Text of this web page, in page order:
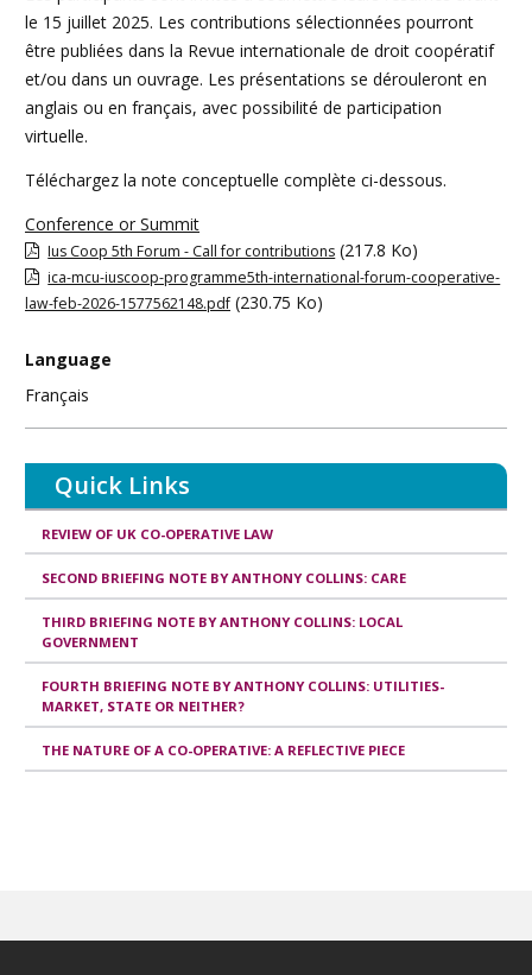
le 15 juillet 2025. Les contributions sélectionnées pourront
être publiées dans la Revue internationale de droit coopératif
et/ou dans un ouvrage. Les présentations se dérouleront en
anglais ou en français, avec possibilité de participation
virtuelle.
Téléchargez la note conceptuelle complète ci-dessous.
Conference or Summit
Ius Coop 5th Forum - Call for contributions (217.8 Ko)
ica-mcu-iuscoop-programme5th-international-forum-cooperative-
law-feb-2026-1577562148.pdf (230.75 Ko)
Language
Français
Quick Links
REVIEW OF UK CO-OPERATIVE LAW
SECOND BRIEFING NOTE BY ANTHONY COLLINS: CARE
THIRD BRIEFING NOTE BY ANTHONY COLLINS: LOCAL
GOVERNMENT
FOURTH BRIEFING NOTE BY ANTHONY COLLINS: UTILITIES-
MARKET, STATE OR NEITHER?
THE NATURE OF A CO-OPERATIVE: A REFLECTIVE PIECE